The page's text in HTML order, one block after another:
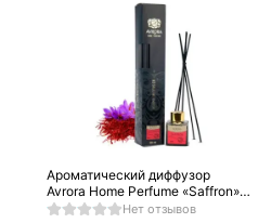
Ароматический диффузор
Avrora Home Perfume «Saffron»,
50мл
Нет отзывов